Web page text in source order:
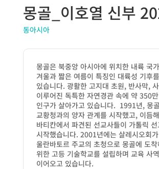
몽골_이호열 신부
동아시아
몽골은 북중앙 아시아에 위치한 내륙 국
겨울과 짧은 여름이 특징인 대륙성 기후
있습니다. 광활한 고지대 초원, 반사막,
이루어진 독특한 자연경관 속에 약 350
인구가 살아가고 있습니다. 1991년, 몽
교황청과의 양자 관계를 시작했고, 이듬해
바티칸에서 파견된 선교사들이 가톨릭
시작했습니다. 2001년에는 살레시오회가
울란바토르 주교의 초청으로 몽골에 도
위한 고등 기술학교를 설립하며 교육 사
이어오고 있습니다.